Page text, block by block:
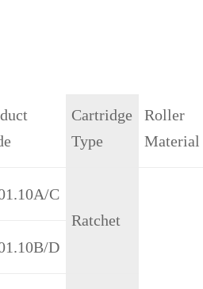
Cartridge
Type
Roller
Material
C
Ratchet
D